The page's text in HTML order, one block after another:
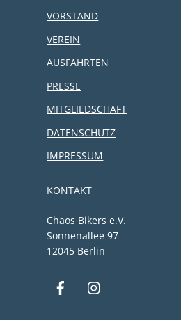
VORSTAND
VEREIN
AUSFAHRTEN
PRESSE
MITGLIEDSCHAFT
DATENSCHUTZ
IMPRESSUM
KONTAKT
Chaos Bikers e.V.
Sonnenallee 97
12045 Berlin